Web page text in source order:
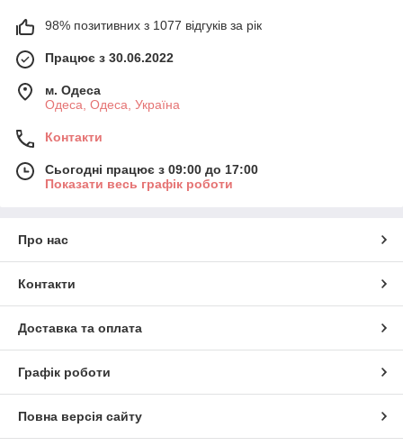
98% позитивних з 1077 відгуків за рік
Працює з 30.06.2022
м. Одеса
Одеса, Одеса, Україна
Контакти
Сьогодні працює з 09:00 до 17:00
Показати весь графік роботи
Про нас
Контакти
Доставка та оплата
Графік роботи
Повна версія сайту